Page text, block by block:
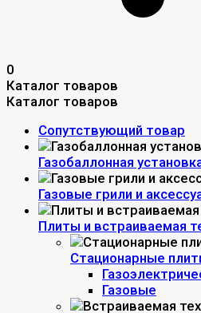
0
Каталог товаров
Каталог товаров
Сопутствующий товар
Газобаллонная
Газовые грили и
Плиты и встраиваемая
Стационарные
Газовые